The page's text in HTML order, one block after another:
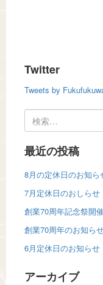
Twitter
Tweets by
索:
最近の投稿
8月の定休日のお知ら
7月定休日のおしらせ
創業70周年記念祭開
創業70周年のお知ら
6月定休日のお知らせ
アーカイブ